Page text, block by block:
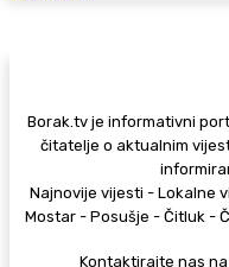
Borak.tv je informativni
čitatelje o aktualnim
Najnovije vijesti - Lokalne
Mostar - Posušje - Čitluk -
Kontaktirajte nas na